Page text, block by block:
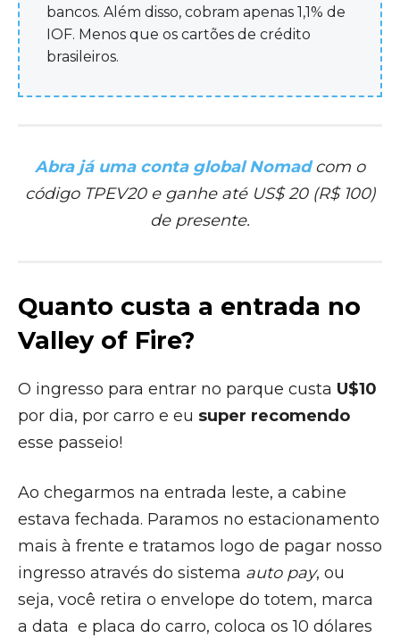
bancos. Além disso, cobram apenas 1,1% de
IOF. Menos que os cartões de crédito
brasileiros.
Abra já uma conta global Nomadcom o
código TPEV20 e ganhe até US$ 20 (R$ 100)
de presente.
Quanto custa a entrada no
Valley of Fire?
O ingresso para entrar no parque custa U$10
por dia, por carro e eu super recomendo
esse passeio!
Ao chegarmos na entrada leste, a cabine
estava fechada. Paramos no estacionamento
mais à frente e tratamos logo de pagar nosso
ingresso através do sistema auto pay, ou
seja, você retira o envelope do totem, marca
a data e placa do carro, coloca os 10 dólares